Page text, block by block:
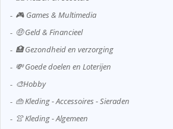
🎮 Games & Multimedia
🤑 Geld & Financieel
🏥 Gezondheid en verzorging
💸 Goede doelen en Loterijen
🎨Hobby
👜 Kleding - Accessoires - Sieraden
👚 Kleding - Algemeen